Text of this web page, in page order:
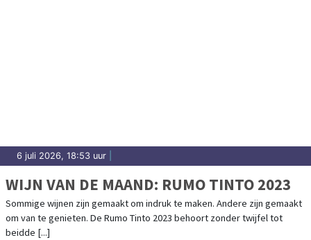
6 juli 2026, 18:53 uur
WIJN VAN DE MAAND: RUMO TINTO 2023
Sommige wijnen zijn gemaakt om indruk te maken. Andere zijn gemaakt
om van te genieten. De Rumo Tinto 2023 behoort zonder twijfel tot
beidde [...]